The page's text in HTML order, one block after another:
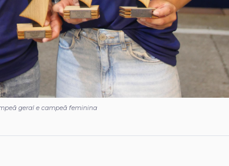
geral e campeã feminina